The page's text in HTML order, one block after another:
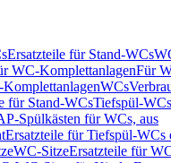
Ersatzteile für Stand-WCs
WC-KomplettanlagenFür
WCs
für Stand-WCsTiefspül-
Spülkästen für WCs, aus
Ersatzteile für Tiefspül-WCs
WC-SitzeErsatzteile für